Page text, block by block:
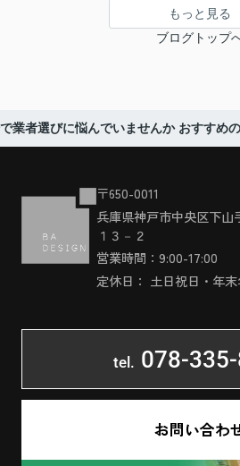
もっと見る
ブログトップ
業者選びに悩んでいませんか おすすめ
〒650-0011
兵庫県神戸市中央区下山
１３－２
営業時間：9:00-17:00
定休日： 土日祝日・年
tel. 078-
お問い合わ